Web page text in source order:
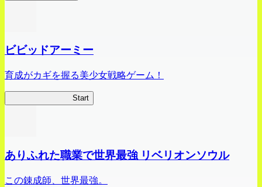
ビビッドアーミー
育成がカギを握る美少女戦略ゲーム！
Start
ありふれた職業で世界最強 リベリオンソウル
この錬成師、世界最強。